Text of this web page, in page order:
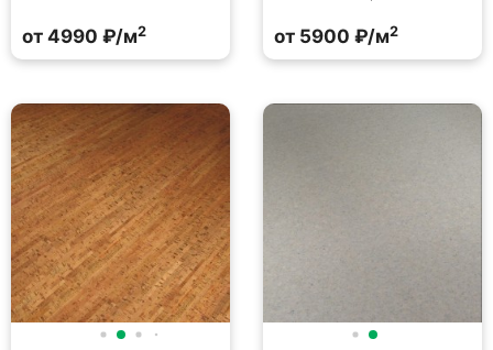
от 4990 ₽/м2 от 5900 ₽/м2